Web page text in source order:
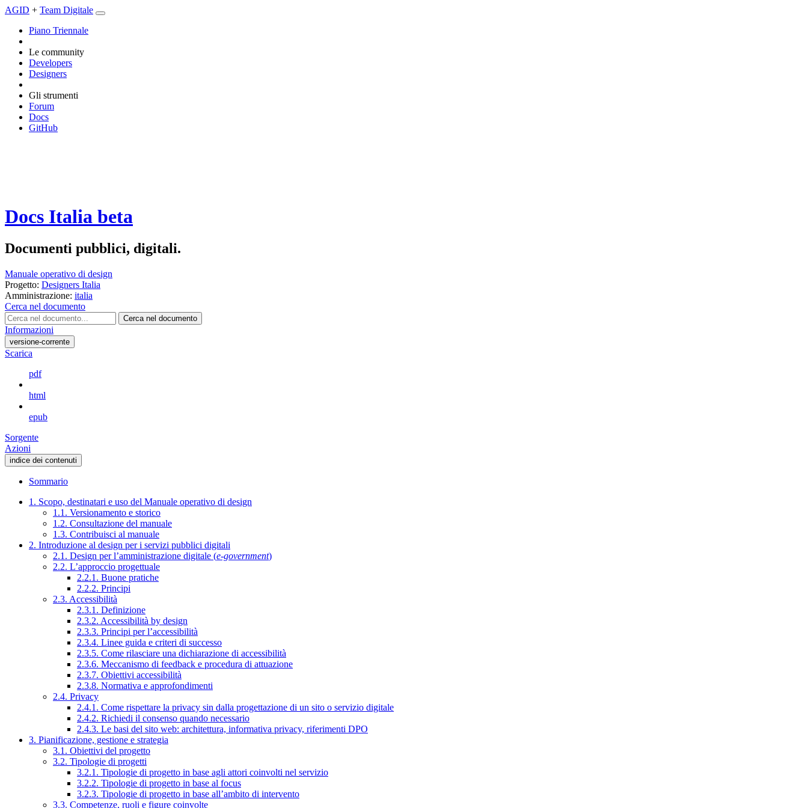
AGID + Team Digitale
Piano Triennale
Le community
Developers
Designers
Gli strumenti
Forum
Docs
GitHub
Docs Italia beta
Documenti pubblici, digitali.
Manuale operativo di design
Progetto: Designers Italia
Amministrazione: italia
Cerca nel documento
Cerca nel documento
Informazioni
versione-corrente
Scarica
pdf
html
epub
Sorgente
Azioni
indice dei contenuti
Sommario
1. Scopo, destinatari e uso del Manuale operativo di design
1.1. Versionamento e storico
1.2. Consultazione del manuale
1.3. Contribuisci al manuale
2. Introduzione al design per i servizi pubblici digitali
2.1. Design per l’amministrazione digitale (e-government)
2.2. L’approccio progettuale
2.2.1. Buone pratiche
2.2.2. Principi
2.3. Accessibilità
2.3.1. Definizione
2.3.2. Accessibilità by design
2.3.3. Principi per l’accessibilità
2.3.4. Linee guida e criteri di successo
2.3.5. Come rilasciare una dichiarazione di accessibilità
2.3.6. Meccanismo di feedback e procedura di attuazione
2.3.7. Obiettivi accessibilità
2.3.8. Normativa e approfondimenti
2.4. Privacy
2.4.1. Come rispettare la privacy sin dalla progettazione di un sito o servizio digitale
2.4.2. Richiedi il consenso quando necessario
2.4.3. Le basi del sito web: architettura, informativa privacy, riferimenti DPO
3. Pianificazione, gestione e strategia
3.1. Obiettivi del progetto
3.2. Tipologie di progetti
3.2.1. Tipologie di progetto in base agli attori coinvolti nel servizio
3.2.2. Tipologie di progetto in base al focus
3.2.3. Tipologie di progetto in base all’ambito di intervento
3.3. Competenze, ruoli e figure coinvolte